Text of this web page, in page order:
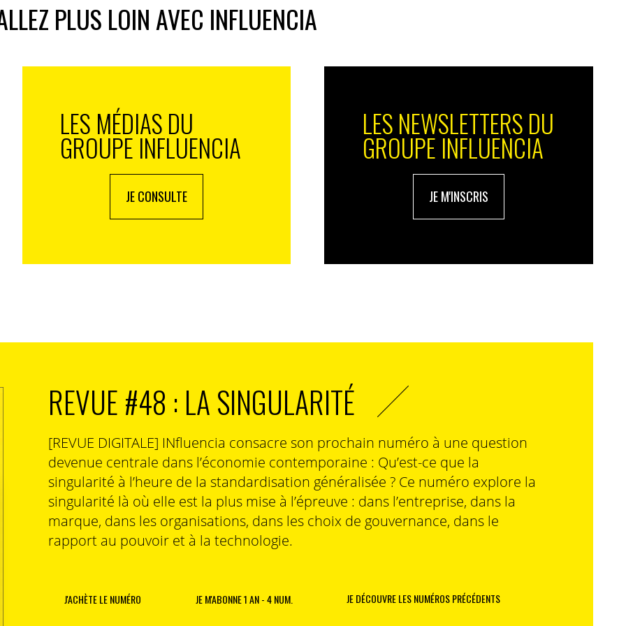
l’algo de recommandation
audiences aux goûts fluctuants selon l’âge, la saison
perfection grâce à la finesse de catégorisation de
de visionnage des abonnés à l’offre avec
s’expliquent par la capacité des programmes en
» par une série ou un film en streaming au
par une série ou un film qu’ils ont ignoré
le visionnage.
PLUS LOIN AVEC INFLUENCIA
LES MÉDIAS DU
GROUPE INFLUENCIA
JE CONSULTE
LES NEWSLETTERS DU
GROUPE INFLUENCIA
JE M'INSCRIS
REVUE #48 : LA SINGULARITÉ
[REVUE DIGITALE] INfluencia consacre son prochain numéro à une question
devenue centrale dans l’économie contemporaine : Qu’est-ce que la
singularité à l’heure de la standardisation généralisée ? Ce numéro explore la
singularité là où elle est la plus mise à l’épreuve : dans l’entreprise, dans la
marque, dans les organisations, dans les choix de gouvernance, dans le
rapport au pouvoir et à la technologie.
J'ACHÈTE LE NUMÉRO JE M'ABONNE 1 AN - 4 NUM. JE DÉCOUVRE LES NUMÉROS PRÉCÉDENTS